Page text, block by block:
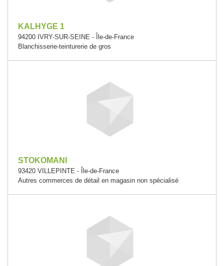
KALHYGE 1
94200 IVRY-SUR-SEINE - Île-de-France
Blanchisserie-teinturerie de gros
STOKOMANI
93420 VILLEPINTE - Île-de-France
Autres commerces de détail en magasin non spécialisé